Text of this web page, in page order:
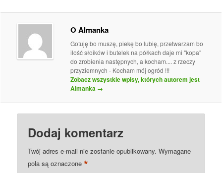
O Almanka
Gotuję bo muszę, piekę bo lubię, przetwarzam bo
ilość słoików i butelek na półkach daje mi "kopa"
do zrobienia następnych, a kocham.... z rzeczy
przyziemnych - Kocham mój ogród !!!
Zobacz wszystkie wpisy, których autorem jest
Almanka →
Dodaj komentarz
Twój adres e-mail nie zostanie opublikowany. Wymagane
pola są oznaczone*